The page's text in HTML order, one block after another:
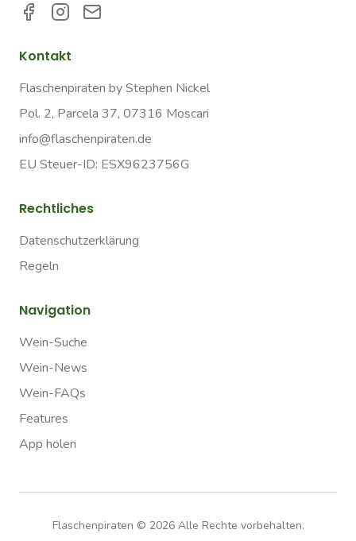
Kontakt
Flaschenpiraten by Stephen Nickel
Pol. 2, Parcela 37, 07316 Moscari
info@flaschenpiraten.de
EU Steuer-ID: ESX9623756G
Rechtliches
Datenschutzerklärung
Regeln
Navigation
Wein-Suche
Wein-News
Wein-FAQs
Features
App holen
Flaschenpiraten © 2026Alle Rechte vorbehalten.